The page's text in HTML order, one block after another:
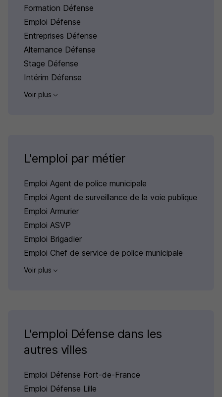
Formation Défense
Emploi Défense
Entreprises Défense
Alternance Défense
Stage Défense
Intérim Défense
Voir plus
L'emploi par métier
Emploi Agent de police municipale
Emploi Agent de surveillance de la voie publique
Emploi Armurier
Emploi ASVP
Emploi Brigadier
Emploi Chef de service de police municipale
Voir plus
L'emploi Défense dans les
autres villes
Emploi Défense Fort-de-France
Emploi Défense Lille